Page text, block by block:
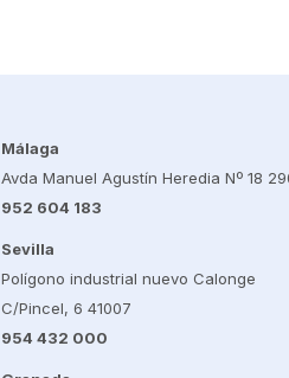
Málaga
Avda Manuel Agustín Heredia Nº 18
952 604 183
Sevilla
Polígono industrial nuevo Calonge
C/Pincel, 6 41007
954 432 000